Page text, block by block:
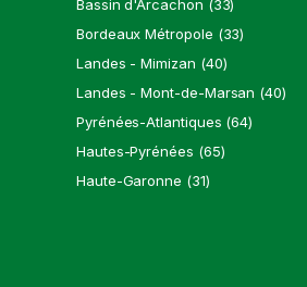
Bassin d'Arcachon (33)
Bordeaux Métropole (33)
Landes - Mimizan (40)
Landes - Mont-de-Marsan (40)
Pyrénées-Atlantiques (64)
Hautes-Pyrénées (65)
Haute-Garonne (31)